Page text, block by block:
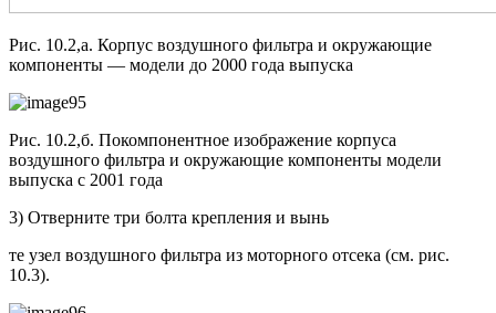
Рис. 10.2,а. Корпус воздушного фильтра и окружающие
компоненты — модели до 2000 года выпуска
Рис. 10.2,б. Покомпонентное изображение корпуса
воздушного фильтра и окружающие компоненты модели
выпуска с 2001 года
3) Отверните три болта крепления и вынь
те узел воздушного фильтра из моторного отсека (см. рис.
10.3).